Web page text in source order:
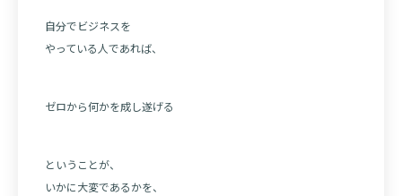
自分でビジネスを
やっている人であれば、
ゼロから何かを成し遂げる
ということが、
いかに大変であるかを、